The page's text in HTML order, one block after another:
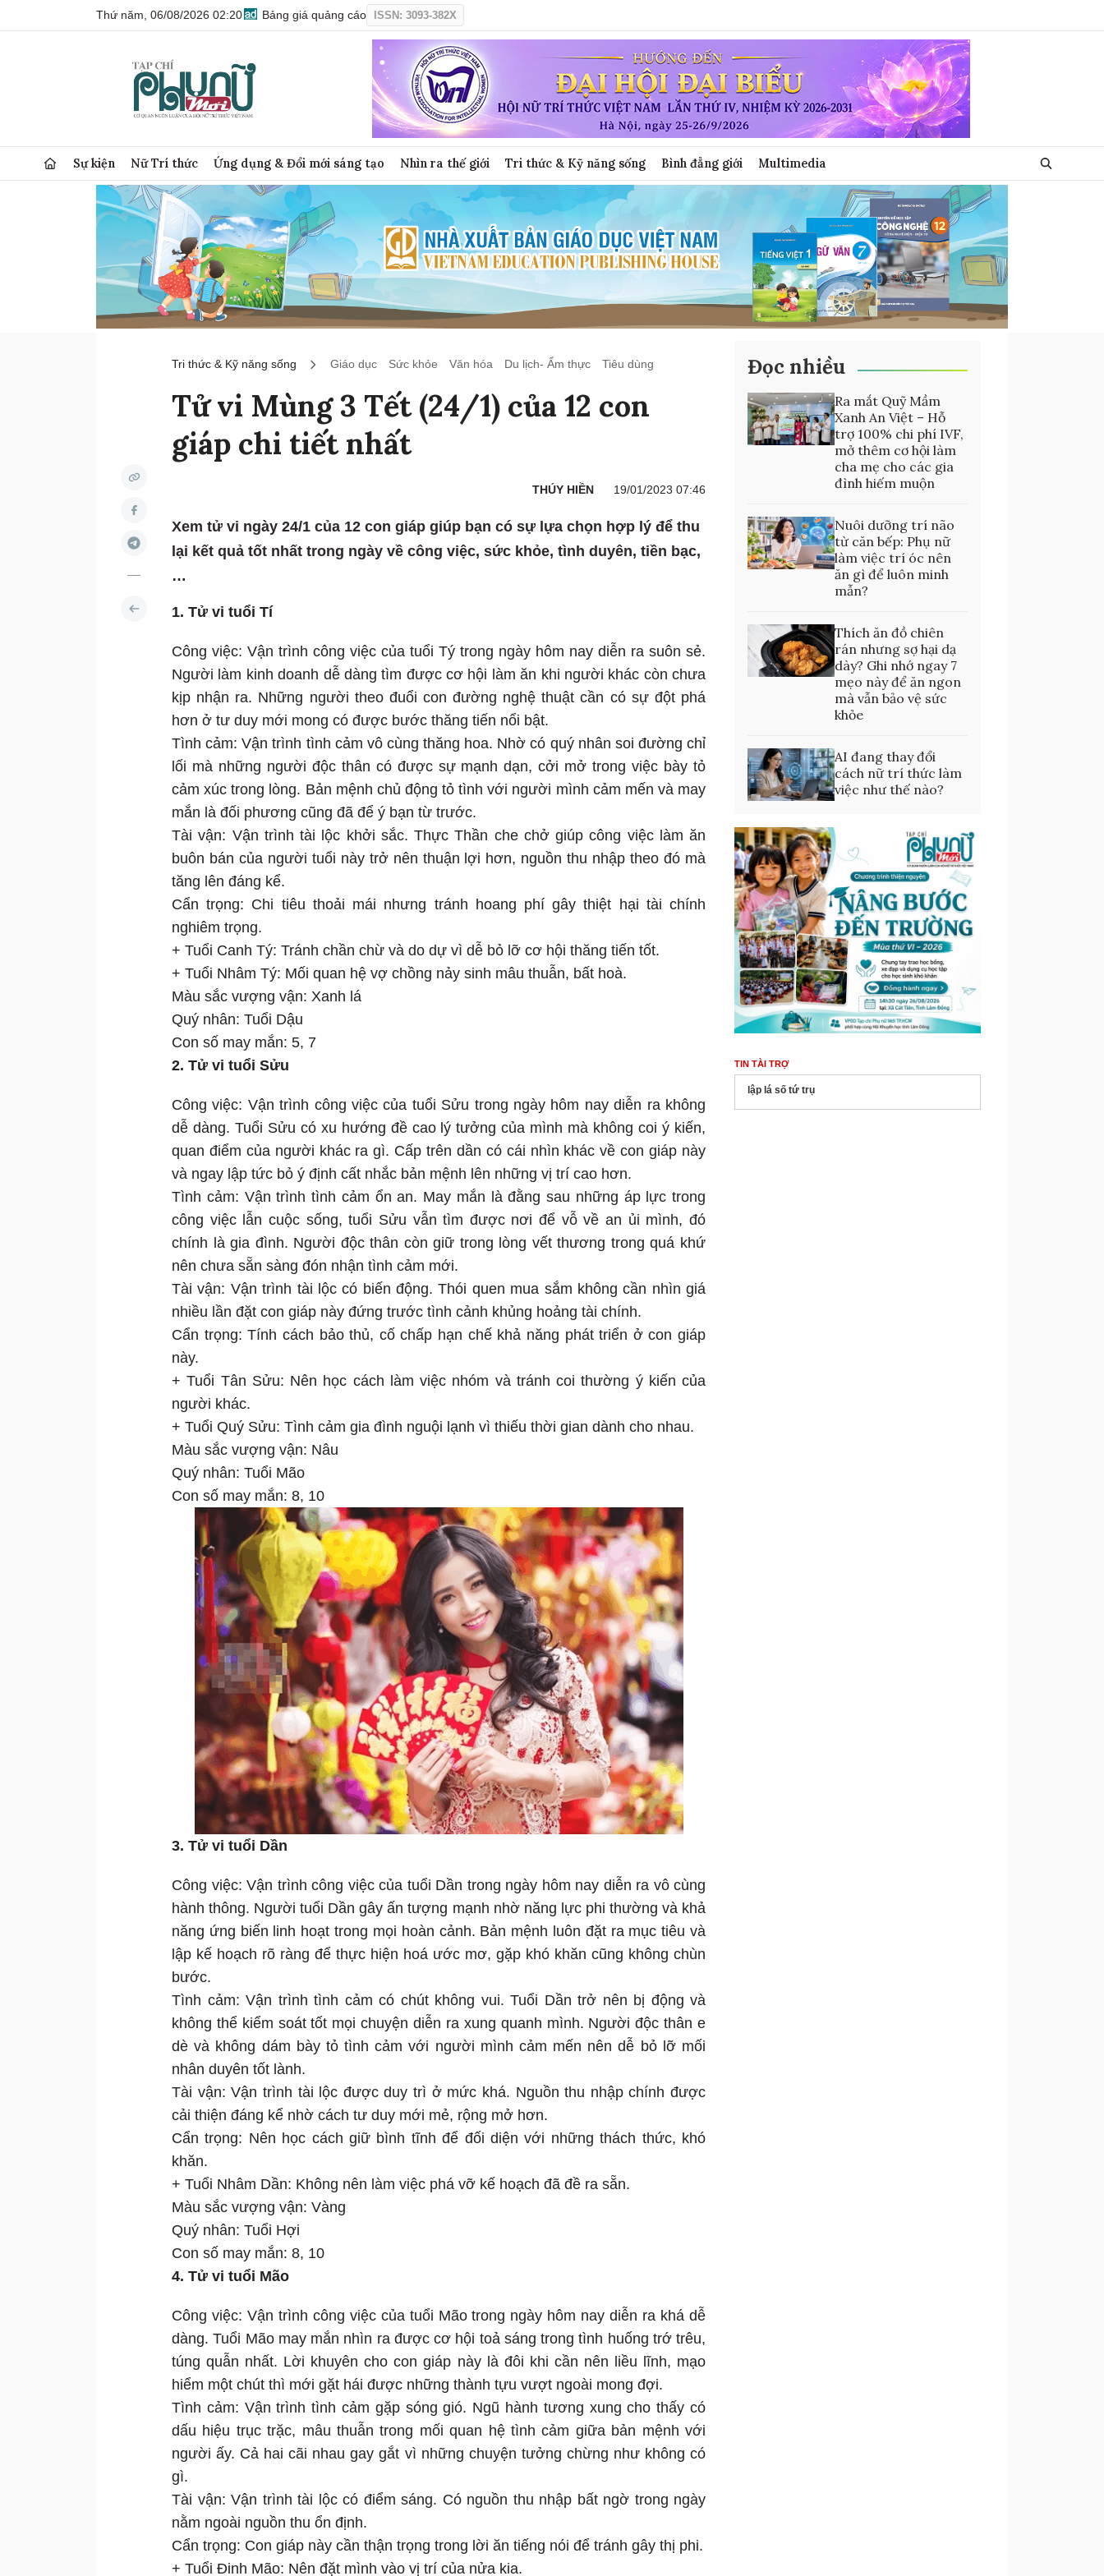
Thứ năm, 06/08/2026 02:20 Bảng giá quảng cáo ISSN: 3093-382X
Sự kiện Nữ Trí thức Ứng dụng & Đổi mới sáng tạo Nhìn ra thế giới Tri thức & Kỹ năng sống Bình đẳng giới Multimedia
Tri thức & Kỹ năng sống Giáo dục Sức khỏe Văn hóa Du lịch- Ẩm thực Tiêu dùng
Tử vi Mùng 3 Tết (24/1) của 12 con
giáp chi tiết nhất
THÚY HIỀN 19/01/2023 07:46
Xem tử vi ngày 24/1 của 12 con giáp giúp bạn có sự lựa chọn hợp lý để thu
lại kết quả tốt nhất trong ngày về công việc, sức khỏe, tình duyên, tiền bạc,
…
1. Tử vi tuổi Tí
Công việc: Vận trình công việc của tuổi Tý trong ngày hôm nay diễn ra suôn sẻ.
Người làm kinh doanh dễ dàng tìm được cơ hội làm ăn khi người khác còn chưa
kịp nhận ra. Những người theo đuổi con đường nghệ thuật cần có sự đột phá
hơn ở tư duy mới mong có được bước thăng tiến nổi bật.
Tình cảm: Vận trình tình cảm vô cùng thăng hoa. Nhờ có quý nhân soi đường chỉ
lối mà những người độc thân có được sự mạnh dạn, cởi mở trong việc bày tỏ
cảm xúc trong lòng. Bản mệnh chủ động tỏ tình với người mình cảm mến và may
mắn là đối phương cũng đã để ý bạn từ trước.
Tài vận: Vận trình tài lộc khởi sắc. Thực Thần che chở giúp công việc làm ăn
buôn bán của người tuổi này trở nên thuận lợi hơn, nguồn thu nhập theo đó mà
tăng lên đáng kể.
Cẩn trọng: Chi tiêu thoải mái nhưng tránh hoang phí gây thiệt hại tài chính
nghiêm trọng.
+ Tuổi Canh Tý: Tránh chần chừ và do dự vì dễ bỏ lỡ cơ hội thăng tiến tốt.
+ Tuổi Nhâm Tý: Mối quan hệ vợ chồng nảy sinh mâu thuẫn, bất hoà.
Màu sắc vượng vận: Xanh lá
Quý nhân: Tuổi Dậu
Con số may mắn: 5, 7
2. Tử vi tuổi Sửu
Công việc: Vận trình công việc của tuổi Sửu trong ngày hôm nay diễn ra không
dễ dàng. Tuổi Sửu có xu hướng đề cao lý tưởng của mình mà không coi ý kiến,
quan điểm của người khác ra gì. Cấp trên dần có cái nhìn khác về con giáp này
và ngay lập tức bỏ ý định cất nhắc bản mệnh lên những vị trí cao hơn.
Tình cảm: Vận trình tình cảm ổn an. May mắn là đằng sau những áp lực trong
công việc lẫn cuộc sống, tuổi Sửu vẫn tìm được nơi để vỗ về an ủi mình, đó
chính là gia đình. Người độc thân còn giữ trong lòng vết thương trong quá khứ
nên chưa sẵn sàng đón nhận tình cảm mới.
Tài vận: Vận trình tài lộc có biến động. Thói quen mua sắm không cần nhìn giá
nhiều lần đặt con giáp này đứng trước tình cảnh khủng hoảng tài chính.
Cẩn trọng: Tính cách bảo thủ, cố chấp hạn chế khả năng phát triển ở con giáp
này.
+ Tuổi Tân Sửu: Nên học cách làm việc nhóm và tránh coi thường ý kiến của
người khác.
+ Tuổi Quý Sửu: Tình cảm gia đình nguội lạnh vì thiếu thời gian dành cho nhau.
Màu sắc vượng vận: Nâu
Quý nhân: Tuổi Mão
Con số may mắn: 8, 10
3. Tử vi tuổi Dần
Công việc: Vận trình công việc của tuổi Dần trong ngày hôm nay diễn ra vô cùng
hành thông. Người tuổi Dần gây ấn tượng mạnh nhờ năng lực phi thường và khả
năng ứng biến linh hoạt trong mọi hoàn cảnh. Bản mệnh luôn đặt ra mục tiêu và
lập kế hoạch rõ ràng để thực hiện hoá ước mơ, gặp khó khăn cũng không chùn
bước.
Tình cảm: Vận trình tình cảm có chút không vui. Tuổi Dần trở nên bị động và
không thể kiểm soát tốt mọi chuyện diễn ra xung quanh mình. Người độc thân e
dè và không dám bày tỏ tình cảm với người mình cảm mến nên dễ bỏ lỡ mối
nhân duyên tốt lành.
Tài vận: Vận trình tài lộc được duy trì ở mức khá. Nguồn thu nhập chính được
cải thiện đáng kể nhờ cách tư duy mới mẻ, rộng mở hơn.
Cẩn trọng: Nên học cách giữ bình tĩnh để đối diện với những thách thức, khó
khăn.
+ Tuổi Nhâm Dần: Không nên làm việc phá vỡ kế hoạch đã đề ra sẵn.
Màu sắc vượng vận: Vàng
Quý nhân: Tuổi Hợi
Con số may mắn: 8, 10
4. Tử vi tuổi Mão
Công việc: Vận trình công việc của tuổi Mão trong ngày hôm nay diễn ra khá dễ
dàng. Tuổi Mão may mắn nhìn ra được cơ hội toả sáng trong tình huống trớ trêu,
túng quẫn nhất. Lời khuyên cho con giáp này là đôi khi cần nên liều lĩnh, mạo
hiểm một chút thì mới gặt hái được những thành tựu vượt ngoài mong đợi.
Tình cảm: Vận trình tình cảm gặp sóng gió. Ngũ hành tương xung cho thấy có
dấu hiệu trục trặc, mâu thuẫn trong mối quan hệ tình cảm giữa bản mệnh với
người ấy. Cả hai cãi nhau gay gắt vì những chuyện tưởng chừng như không có
gì.
Tài vận: Vận trình tài lộc có điểm sáng. Có nguồn thu nhập bất ngờ trong ngày
nằm ngoài nguồn thu ổn định.
Cẩn trọng: Con giáp này cần thận trọng trong lời ăn tiếng nói để tránh gây thị phi.
+ Tuổi Đinh Mão: Nên đặt mình vào vị trí của nửa kia.
Đọc nhiều
Ra mắt Quỹ Mầm
Xanh An Việt – Hỗ
trợ 100% chi phí IVF,
mở thêm cơ hội làm
cha mẹ cho các gia
đình hiếm muộn
Nuôi dưỡng trí não
từ căn bếp: Phụ nữ
làm việc trí óc nên
ăn gì để luôn minh
mẫn?
Thích ăn đồ chiên
rán nhưng sợ hại dạ
dày? Ghi nhớ ngay 7
mẹo này để ăn ngon
mà vẫn bảo vệ sức
khỏe
AI đang thay đổi
cách nữ trí thức làm
việc như thế nào?
TIN TÀI TRỢ
lập lá số tứ trụ